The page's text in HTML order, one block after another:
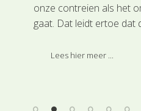
onze contreien als het
gaat. Dat leidt ertoe dat
is, van gaafrandig
Lees hier meer ...